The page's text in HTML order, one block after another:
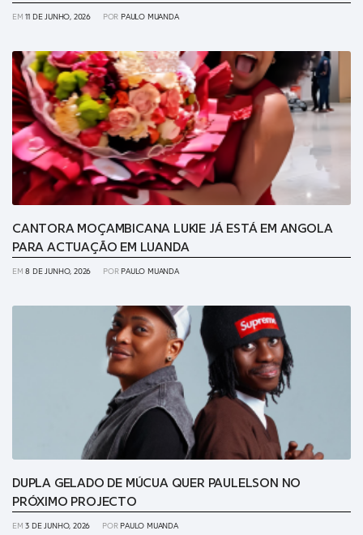
EM11 DE JUNHO, 2026 POR PAULO MUANDA
CANTORA MOÇAMBICANA LUKIE JÁ ESTÁ EM ANGOLA
PARA ACTUAÇÃO EM LUANDA
EM8 DE JUNHO, 2026 POR PAULO MUANDA
DUPLA GELADO DE MÚCUA QUER PAULELSON NO
PRÓXIMO PROJECTO
EM3 DE JUNHO, 2026 POR PAULO MUANDA